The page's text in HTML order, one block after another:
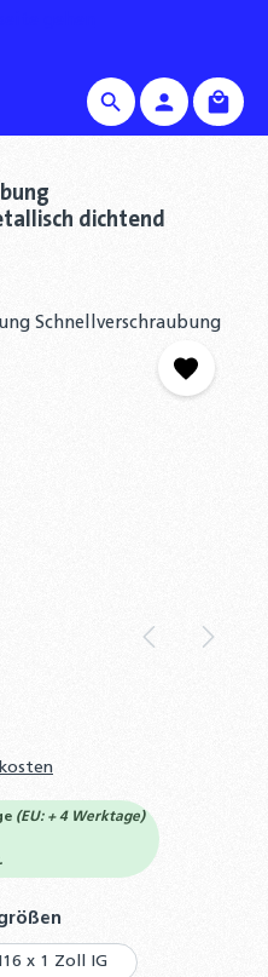
dichtend
(EU: + 4 Werktage)
x 1 Zoll IG